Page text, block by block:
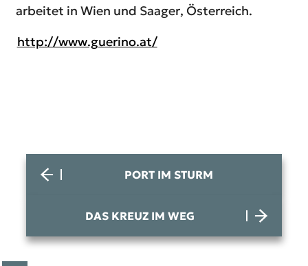
arbeitet in Wien und Saager, Österreich.
http://www.guerino.at/
PORT IM STURM
DAS KREUZ IM WEG